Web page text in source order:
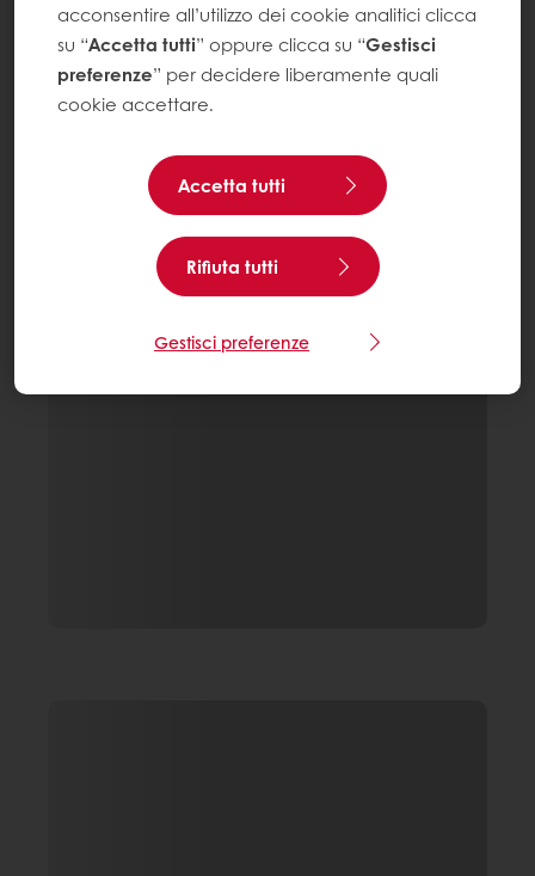
acconsentire all’utilizzo dei cookie analitici clicca
su “Accetta tutti” oppure clicca su “Gestisci
preferenze” per decidere liberamente quali
cookie accettare.
Accetta tutti
Rifiuta tutti
Gestisci preferenze